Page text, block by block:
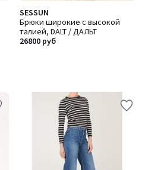
SESSUN
Брюки широкие с высокой
талией, DALT / ДАЛЬТ
26800 руб